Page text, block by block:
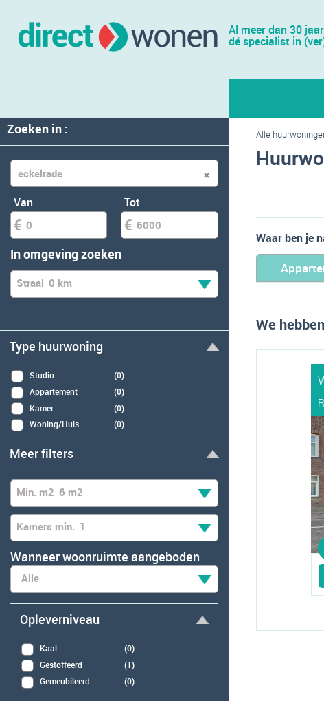
Al meer dan 30 jaar
dé specialist in
Zoeken in :
Van Tot
In omgeving zoeken
Straal 0 km
Type huurwoning
Studio
(0)
Appartement
(0)
Kamer
(0)
Woning/Huis
(0)
Meer filters
Min. m2 6 m2
Kamers min. 1
Wanneer woonruimte aangeboden
Alle
Opleverniveau
Kaal
(0)
Gestoffeerd
(1)
Gemeubileerd
(0)
Alle
Waar ben je
We